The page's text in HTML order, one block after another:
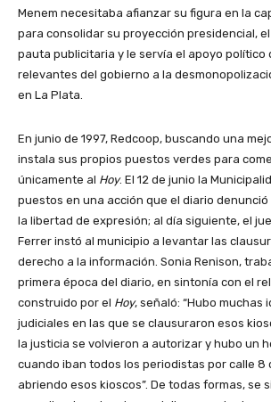
Menem necesitaba afianzar su figura en la
para consolidar su proyección presidencial,
pauta publicitaria y le servía el apoyo político
relevantes del gobierno a la
en La Plata.
En junio de 1997, Redcoop, buscando una
instala sus propios puestos verdes para
únicamente al Hoy. El 12 de junio la
puestos en una acción que el diario
la libertad de expresión; al día siguiente, el
Ferrer instó al municipio a levantar las
derecho a la información. Sonia Renison,
primera época del diario, en sintonía con el
construido por el Hoy, señaló: “Hubo muchas
judiciales en las que se clausuraron esos
la justicia se volvieron a autorizar y hubo un
cuando iban todos los periodistas por calle 8
abriendo esos kioscos”. De todas formas, se